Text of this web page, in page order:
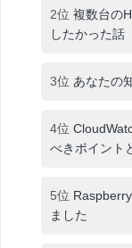
2位 複数台の
したかった話
3位 あなたの
4位
べきポイント
5位
ました